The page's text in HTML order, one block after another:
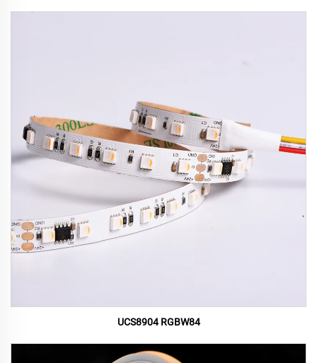
UCS8904 RGBW84